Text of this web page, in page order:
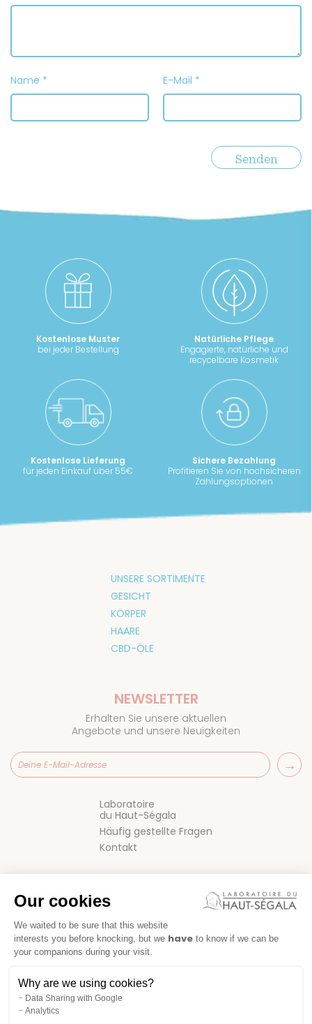
Name * E-Mail *
Kostenlose Muster
bei jeder Bestellung
Natürliche Pflege
Engagierte, natürliche und
recycelbare Kosmetik
Kostenlose Lieferung
für jeden Einkauf über 55€
Sichere Bezahlung
Profitieren Sie von hochsicheren
Zahlungsoptionen
UNSERE SORTIMENTE
GESICHT
KÖRPER
HAARE
CBD-ÖLE
Laboratoire
du Haut-Ségala
Häufig gestellte Fragen
Kontakt
NEWSLETTER
Erhalten Sie unsere aktuellen
Angebote und unsere Neuigkeiten
IMPRESSUM
Our cookies
We waited to be sure that this website
interests you before knocking, but we have to know if we can be
your companions during your visit.
Why are we using cookies?
Data Sharing with Google
Analytics